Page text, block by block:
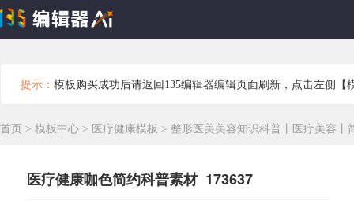
提示： 模板购买成功后请返回135编辑器编辑页面刷新，点击左侧【
首页 > 模板中心 > 医疗健康模板 > 整形医美美容知识科普丨医疗美容丨
医疗健康咖色简约科普素材 173637